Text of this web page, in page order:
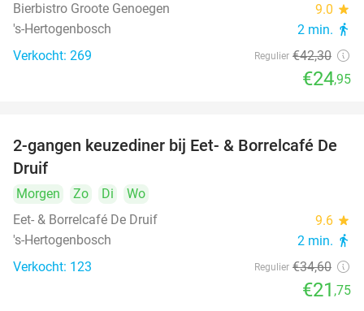
Bierbistro Groote Genoegen
9.0 star
's-Hertogenbosch 2 min. directions_walk
Verkocht: 269 Regulier €42,30
€24,95
37%
2-gangen keuzediner bij Eet- & Borrelcafé De
Druif
Morgen Zo Di
Wo
Eet- & Borrelcafé De Druif
9.6 star
's-Hertogenbosch 2 min. directions_walk
Verkocht: 123 Regulier €34,60
€21 ,75